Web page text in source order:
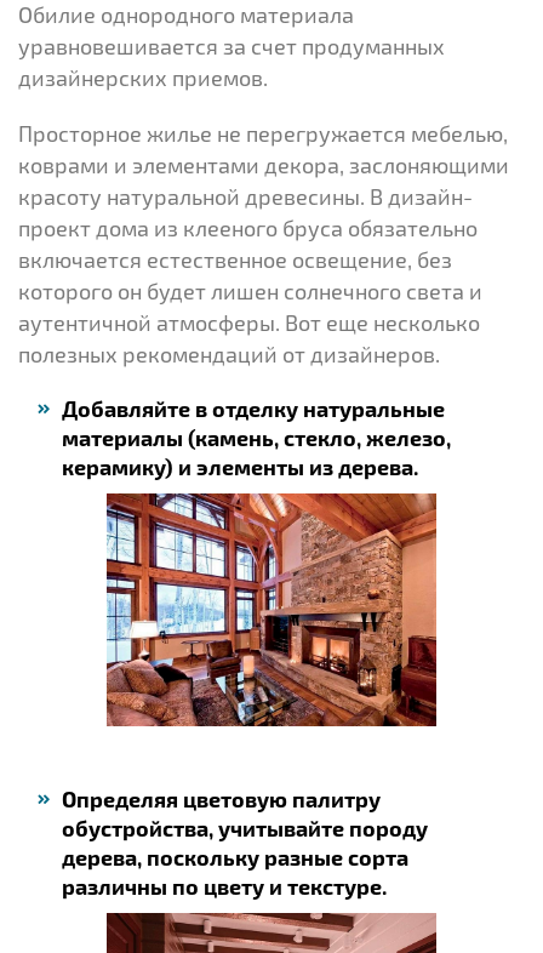
Обилие однородного материала
уравновешивается за счет продуманных
дизайнерских приемов.
Просторное жилье не перегружается мебелью,
коврами и элементами декора, заслоняющими
красоту натуральной древесины. В дизайн-
проект дома из клееного бруса обязательно
включается естественное освещение, без
которого он будет лишен солнечного света и
аутентичной атмосферы. Вот еще несколько
полезных рекомендаций от дизайнеров.
Добавляйте в отделку натуральные
материалы (камень, стекло, железо,
керамику) и элементы из дерева.
Определяя цветовую палитру
обустройства, учитывайте породу
дерева, поскольку разные сорта
различны по цвету и текстуре.